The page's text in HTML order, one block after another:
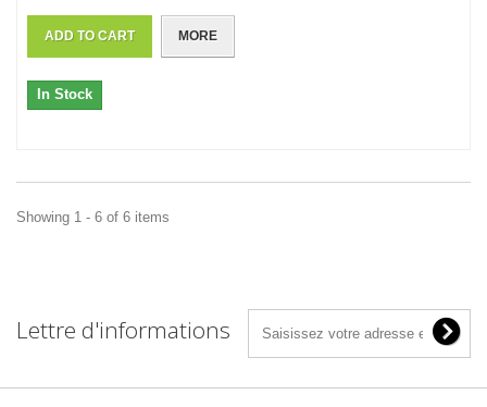
ADD TO CART MORE
In Stock
Showing 1 - 6 of 6 items
Lettre d'informations